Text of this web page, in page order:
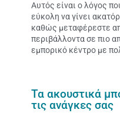
Αυτός είναι ο λόγος
εύκολη να γίνει
καθώς μεταφέρεστε
περιβάλλοντα σε πιο
εμπορικό κέντρο με
Τα ακουστικά
τις ανάγκες σας